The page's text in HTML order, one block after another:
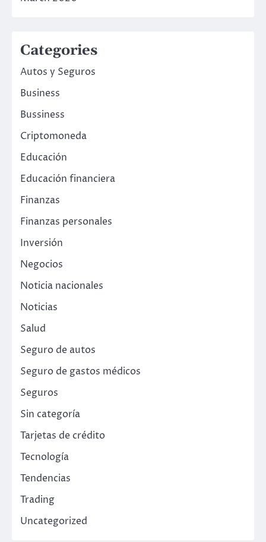
Categories
Autos y Seguros
Business
Bussiness
Criptomoneda
Educación
Educación financiera
Finanzas
Finanzas personales
Inversión
Negocios
Noticia nacionales
Noticias
Salud
Seguro de autos
Seguro de gastos médicos
Seguros
Sin categoría
Tarjetas de crédito
Tecnología
Tendencias
Trading
Uncategorized